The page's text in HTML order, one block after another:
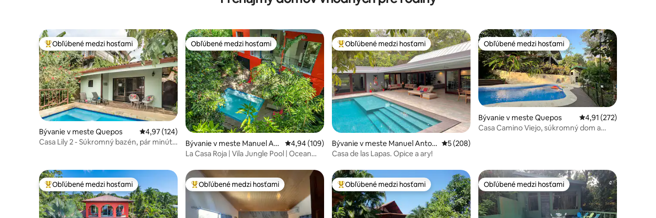
Najobľúbenejšie medzi hosťami
Obľúbené medzi hosťami
Bývanie v meste Quepos Priemerné ohodnotenie 4,97 z 5, počet hodnotení: 124
4,97 (124)
Casa Lily 2 - Súkromný bazén, pár minút
Obľúbené medzi hosťami
Obľúbené medzi hosťami
Bývanie v meste Manuel Ant
onio
Priemerné ohodnotenie 4,94 z 5, počet hodnotení: 109
4,94 (109)
La Casa Roja | Vila Jungle Pool | Ocean
Najobľúbenejšie medzi hosťami
Obľúbené medzi hosťami
Bývanie v meste Manuel Antoni
o
Priemerné ohodnotenie 5 z 5, počet hodnotení: 208
5 (208)
Casa de las Lapas. Opice a ary!
Obľúbené medzi hosťami
Obľúbené medzi hosťami
Bývanie v meste Quepos Priemerné
4,91 (272)
Casa Camino Viejo, súkromný dom a
Najobľúbenejšie medzi hosťami
Obľúbené medzi hosťami Najobľúbenejšie medzi hosťami
Obľúbené medzi hosťami Najobľúbenejšie medzi hosťami
Obľúbené medzi hosťami Obľúbené medzi hosťami
Obľúbené medzi hosťami